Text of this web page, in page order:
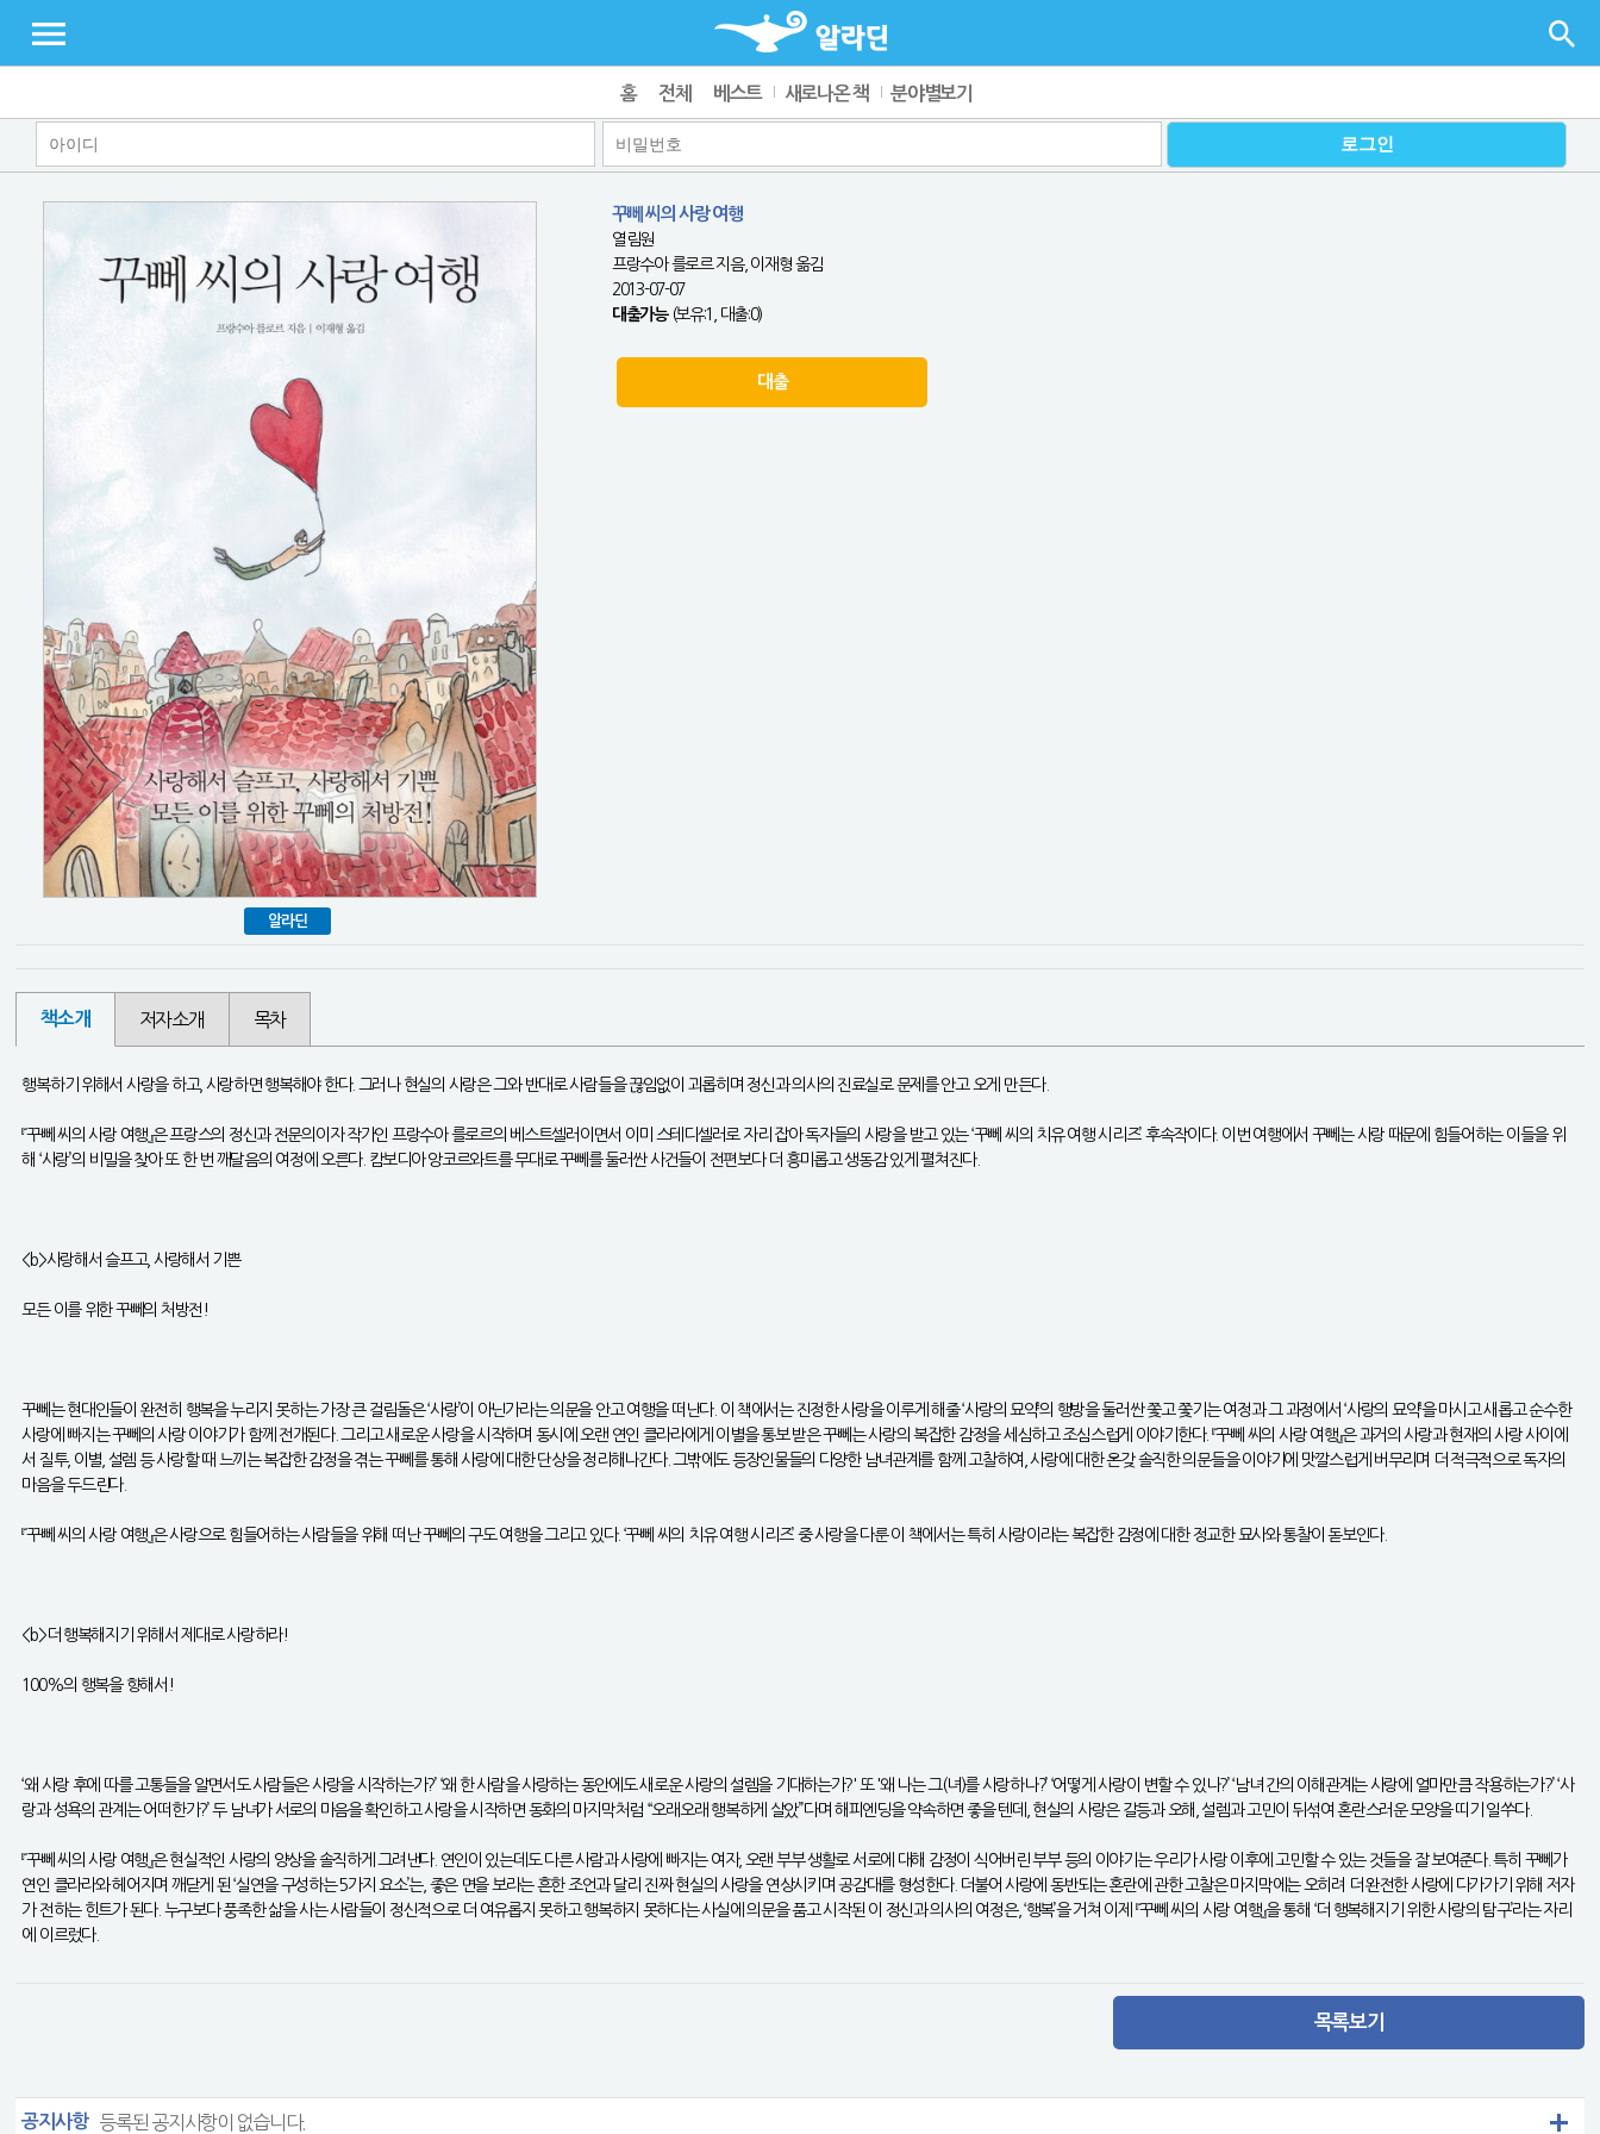
홈 전체 베스트 새로나온 책 분야별보기
알라딘
꾸뻬 씨의 사랑 여행
열림원
프랑수아 를로르 지음, 이재형 옮김
2013-07-07
대출가능(보유:1, 대출:0)
대출
책소개 저자소개 목차
행복하기 위해서 사랑을 하고, 사랑하면 행복해야 한다. 그러나 현실의 사랑은 그와 반대로 사람들을 끊임없이 괴롭히며 정신과 의사의 진료실로 문제를 안고 오게 만든다.
『꾸뻬 씨의 사랑 여행』은 프랑스의 정신과 전문의이자 작가인 프랑수아 를로르의 베스트셀러이면서 이미 스테디셀러로 자리 잡아 독자들의 사랑을 받고 있는 ‘꾸뻬 씨의 치유 여행 시리즈’ 후속작이다. 이번 여행에서 꾸뻬는 사랑 때문에 힘들어하는 이들을 위
해 ‘사랑’의 비밀을 찾아 또 한 번 깨달음의 여정에 오른다. 캄보디아 앙코르와트를 무대로 꾸뻬를 둘러싼 사건들이 전편보다 더 흥미롭고 생동감 있게 펼쳐진다.
<b>사랑해서 슬프고, 사랑해서 기쁜
모든 이를 위한 꾸뻬의 처방전!
꾸뻬는 현대인들이 완전히 행복을 누리지 못하는 가장 큰 걸림돌은 ‘사랑’이 아닌가라는 의문을 안고 여행을 떠난다. 이 책에서는 진정한 사랑을 이루게 해줄 ‘사랑의 묘약’의 행방을 둘러싼 쫓고 쫓기는 여정과 그 과정에서 ‘사랑의 묘약’을 마시고 새롭고 순수한
사랑에 빠지는 꾸뻬의 사랑 이야기가 함께 전개된다. 그리고 새로운 사랑을 시작하며 동시에 오랜 연인 클라라에게 이별을 통보 받은 꾸뻬는 사랑의 복잡한 감정을 세심하고 조심스럽게 이야기한다. 『꾸뻬 씨의 사랑 여행』은 과거의 사랑과 현재의 사랑 사이에
서 질투, 이별, 설렘 등 사랑할 때 느끼는 복잡한 감정을 겪는 꾸뻬를 통해 사랑에 대한 단상을 정리해나간다. 그밖에도 등장인물들의 다양한 남녀관계를 함께 고찰하여, 사랑에 대한 온갖 솔직한 의문들을 이야기에 맛깔스럽게 버무리며 더 적극적으로 독자의
마음을 두드린다.
『꾸뻬 씨의 사랑 여행』은 사랑으로 힘들어하는 사람들을 위해 떠난 꾸뻬의 구도 여행을 그리고 있다. ‘꾸뻬 씨의 치유 여행 시리즈’ 중 사랑을 다룬 이 책에서는 특히 사랑이라는 복잡한 감정에 대한 정교한 묘사와 통찰이 돋보인다.
<b>더 행복해지기 위해서 제대로 사랑하라!
100%의 행복을 향해서!
‘왜 사랑 후에 따를 고통들을 알면서도 사람들은 사랑을 시작하는가?’ ‘왜 한 사람을 사랑하는 동안에도 새로운 사랑의 설렘을 기대하는가?' 또 '왜 나는 그(녀)를 사랑하나?’ ‘어떻게 사랑이 변할 수 있나?’ ‘남녀 간의 이해관계는 사랑에 얼마만큼 작용하는가?’ ‘사
랑과 성욕의 관계는 어떠한가?’ 두 남녀가 서로의 마음을 확인하고 사랑을 시작하면 동화의 마지막처럼 “오래오래 행복하게 살았”다며 해피엔딩을 약속하면 좋을 텐데, 현실의 사랑은 갈등과 오해, 설렘과 고민이 뒤섞여 혼란스러운 모양을 띠기 일쑤다.
『꾸뻬 씨의 사랑 여행』은 현실적인 사랑의 양상을 솔직하게 그려낸다. 연인이 있는데도 다른 사람과 사랑에 빠지는 여자, 오랜 부부 생활로 서로에 대해 감정이 식어버린 부부 등의 이야기는 우리가 사랑 이후에 고민할 수 있는 것들을 잘 보여준다. 특히 꾸뻬가
연인 클라라와 헤어지며 깨닫게 된 ‘실연을 구성하는 5가지 요소’는, 좋은 면을 보라는 흔한 조언과 달리 진짜 현실의 사랑을 연상시키며 공감대를 형성한다. 더불어 사랑에 동반되는 혼란에 관한 고찰은 마지막에는 오히려 더 완전한 사랑에 다가가기 위해 저자
가 전하는 힌트가 된다. 누구보다 풍족한 삶을 사는 사람들이 정신적으로 더 여유롭지 못하고 행복하지 못하다는 사실에 의문을 품고 시작된 이 정신과 의사의 여정은, ‘행복’을 거쳐 이제 『꾸뻬 씨의 사랑 여행』을 통해 ‘더 행복해지기 위한 사랑의 탐구’라는 자리
에 이르렀다.
목록보기
공지사항 등록된 공지사항이 없습니다.